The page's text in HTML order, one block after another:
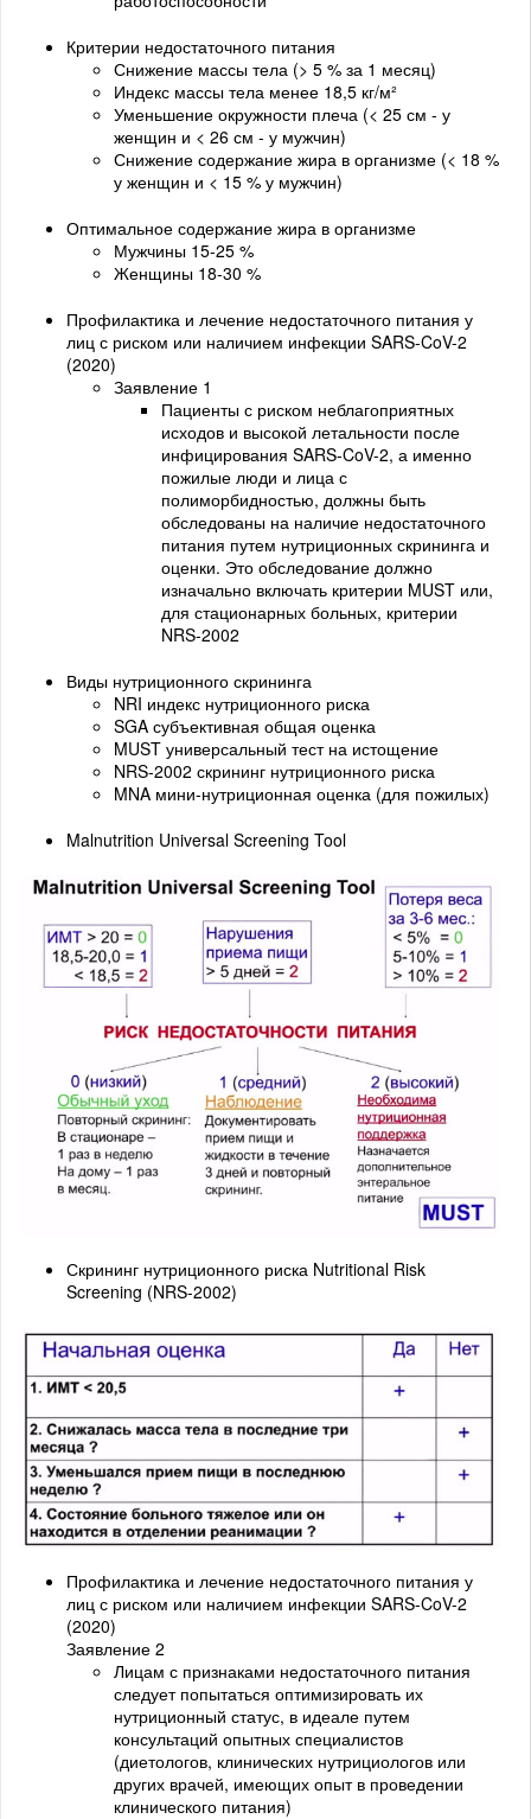
Критерии недостаточного питания
Снижение массы тела (> 5 % за 1 месяц)
Индекс массы тела менее 18,5 кг/м²
Уменьшение окружности плеча (< 25 см - у
женщин и < 26 см - у мужчин)
Снижение содержание жира в организме (< 18 %
у женщин и < 15 % у мужчин)
Оптимальное содержание жира в организме
Мужчины 15-25 %
Женщины 18-30 %
Профилактика и лечение недостаточного питания у
лиц с риском или наличием инфекции SARS-CoV-2
(2020)
Заявление 1
Пациенты с риском неблагоприятных
исходов и высокой летальности после
инфицирования SARS-CoV-2, а именно
пожилые люди и лица с
полиморбидностью, должны быть
обследованы на наличие недостаточного
питания путем нутриционных скрининга и
оценки. Это обследование должно
изначально включать критерии MUST или,
для стационарных больных, критерии
NRS-2002
Виды нутриционного скрининга
NRI индекс нутриционного риска
SGA субъективная общая оценка
MUST универсальный тест на истощение
NRS-2002 скрининг нутриционного риска
MNA мини-нутриционная оценка (для пожилых)
Malnutrition Universal Screening Tool
Скрининг нутриционного риска Nutritional Risk
Screening (NRS-2002)
Профилактика и лечение недостаточного питания у
лиц с риском или наличием инфекции SARS-CoV-2
(2020)
Заявление 2
Лицам с признаками недостаточного питания
следует попытаться оптимизировать их
нутриционный статус, в идеале путем
консультаций опытных специалистов
(диетологов, клинических нутрициологов или
других врачей, имеющих опыт в проведении
клинического питания)